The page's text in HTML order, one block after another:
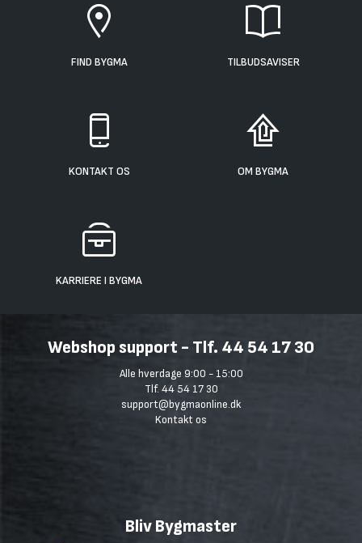
FIND BYGMA TILBUDSAVISER
KONTAKT OS OM BYGMA
KARRIERE I BYGMA
Webshop support - Tlf. 44 54 17 30
Alle hverdage 9:00 - 15:00
Tlf. 44 54 17 30
support@bygmaonline.dk
Kontakt os
Bliv Bygmaster